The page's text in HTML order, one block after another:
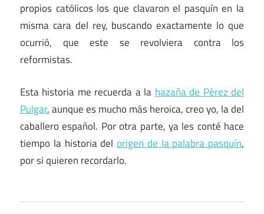
propios católicos los que clavaron el pasquín en la
misma cara del rey, buscando exactamente lo que
ocurrió, que este se revolviera contra los
reformistas.
Esta historia me recuerda a la hazaña de Pérez del
Pulgar, aunque es mucho más heroica, creo yo, la del
caballero español. Por otra parte, ya les conté hace
tiempo la historia del origen de la palabra pasquín,
por si quieren recordarlo.